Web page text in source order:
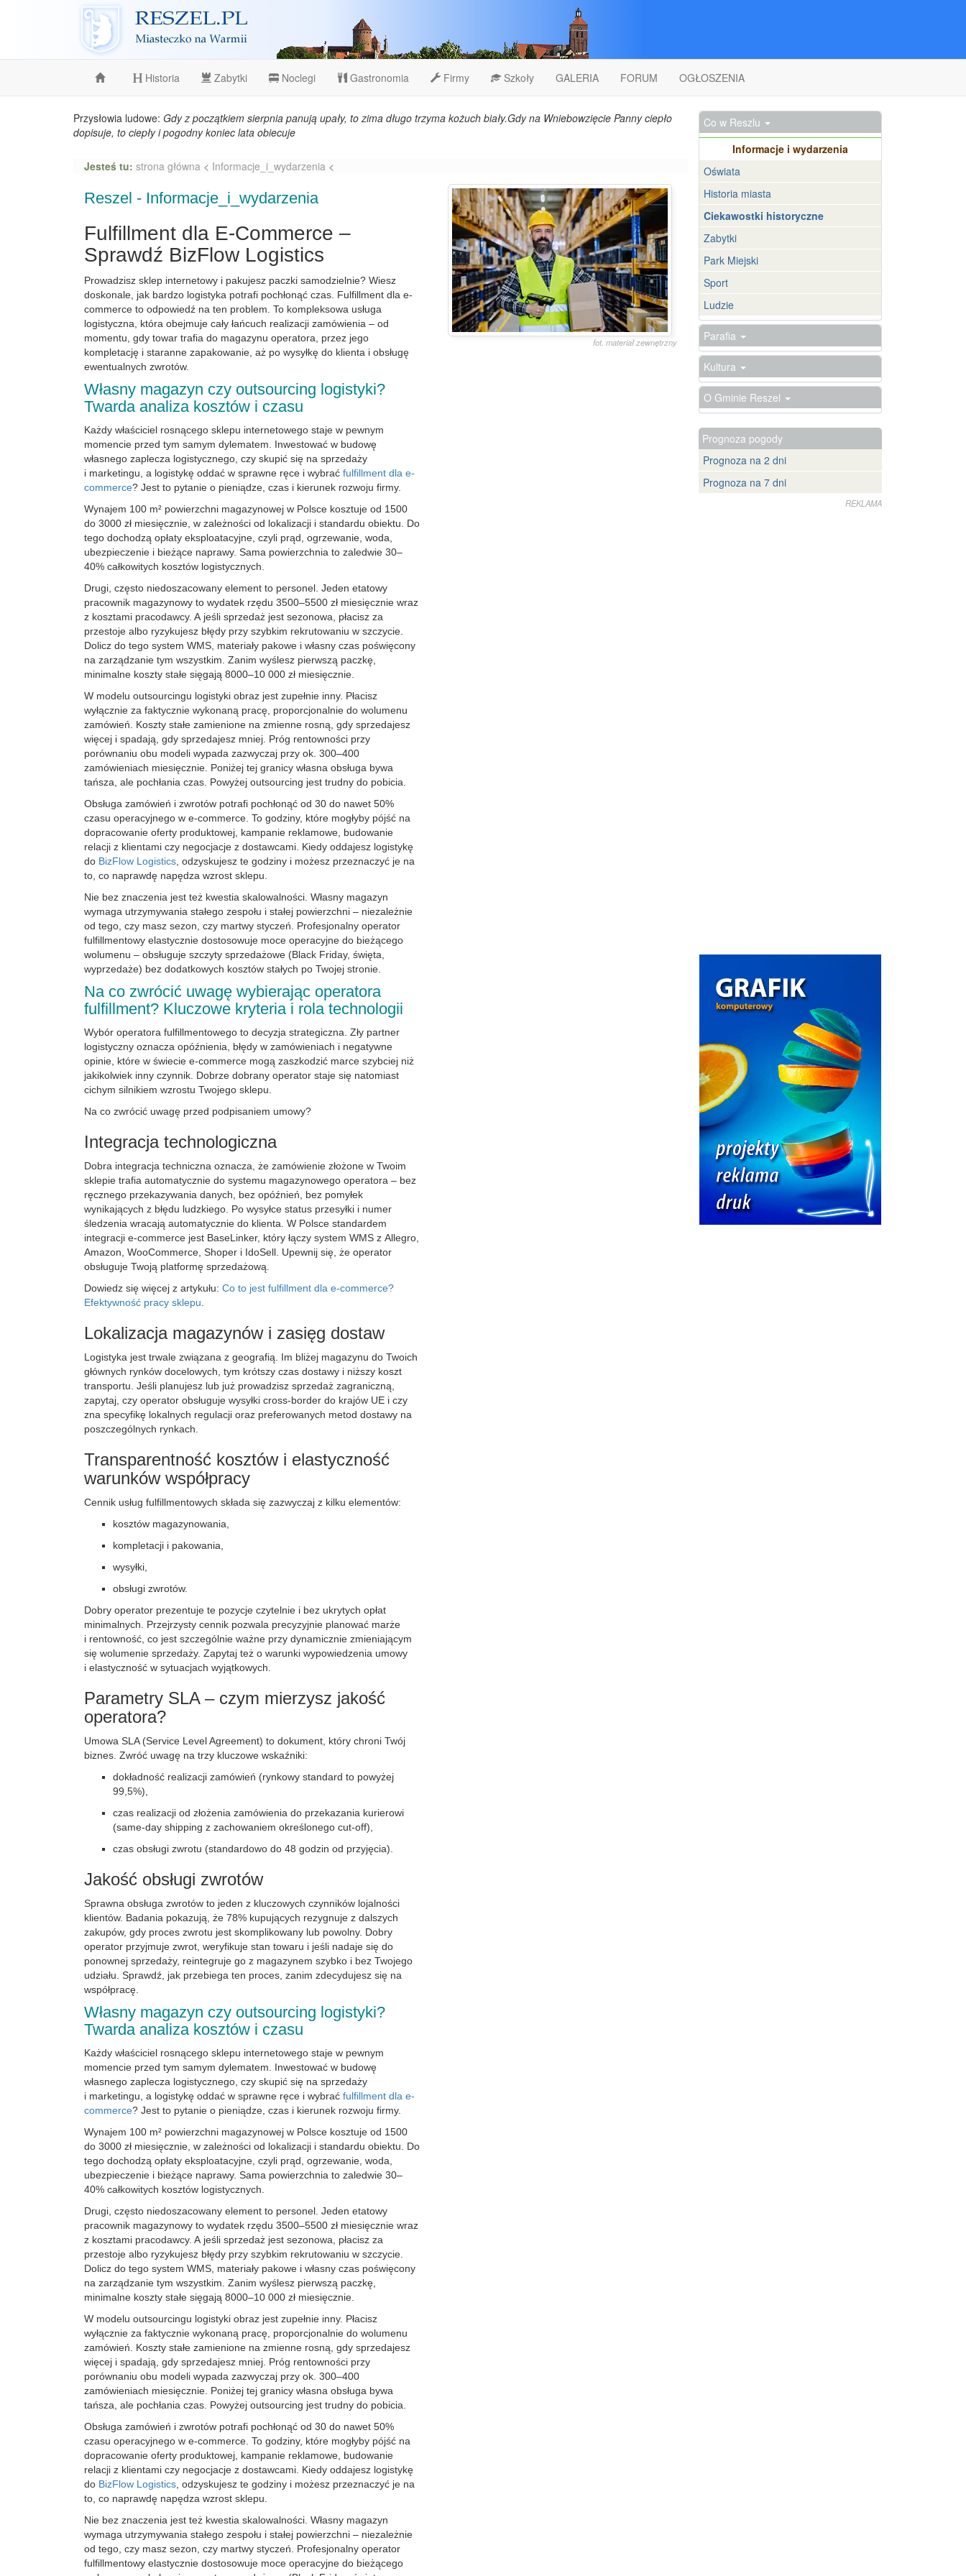
Reszel
Historia Zabytki Noclegi Gastronomia Firmy Szkoły GALERIA FORUM OGŁOSZENIA
Przysłowia ludowe: Gdy z początkiem sierpnia panują upały, to zima długo trzyma kożuch biały.Gdy na Wniebowzięcie Panny ciepło
dopisuje, to ciepły i pogodny koniec lata obiecuje
Jesteś tu: strona główna < Informacje_i_wydarzenia <
Reszel - Informacje_i_wydarzenia
Fulfillment dla E-Commerce –
Sprawdź BizFlow Logistics
Prowadzisz sklep internetowy i pakujesz paczki samodzielnie? Wiesz
doskonale, jak bardzo logistyka potrafi pochłonąć czas. Fulfillment dla e-
commerce to odpowiedź na ten problem. To kompleksowa usługa
logistyczna, która obejmuje cały łańcuch realizacji zamówienia – od
momentu, gdy towar trafia do magazynu operatora, przez jego
kompletację i staranne zapakowanie, aż po wysyłkę do klienta i obsługę
ewentualnych zwrotów.
Własny magazyn czy outsourcing logistyki?
Twarda analiza kosztów i czasu
Każdy właściciel rosnącego sklepu internetowego staje w pewnym
momencie przed tym samym dylematem. Inwestować w budowę
własnego zaplecza logistycznego, czy skupić się na sprzedaży
i marketingu, a logistykę oddać w sprawne ręce i wybrać fulfillment dla e-
commerce? Jest to pytanie o pieniądze, czas i kierunek rozwoju firmy.
Wynajem 100 m² powierzchni magazynowej w Polsce kosztuje od 1500
do 3000 zł miesięcznie, w zależności od lokalizacji i standardu obiektu. Do
tego dochodzą opłaty eksploatacyjne, czyli prąd, ogrzewanie, woda,
ubezpieczenie i bieżące naprawy. Sama powierzchnia to zaledwie 30–
40% całkowitych kosztów logistycznych.
Drugi, często niedoszacowany element to personel. Jeden etatowy
pracownik magazynowy to wydatek rzędu 3500–5500 zł miesięcznie wraz
z kosztami pracodawcy. A jeśli sprzedaż jest sezonowa, płacisz za
przestoje albo ryzykujesz błędy przy szybkim rekrutowaniu w szczycie.
Dolicz do tego system WMS, materiały pakowe i własny czas poświęcony
na zarządzanie tym wszystkim. Zanim wyślesz pierwszą paczkę,
minimalne koszty stałe sięgają 8000–10 000 zł miesięcznie.
W modelu outsourcingu logistyki obraz jest zupełnie inny. Płacisz
wyłącznie za faktycznie wykonaną pracę, proporcjonalnie do wolumenu
zamówień. Koszty stałe zamienione na zmienne rosną, gdy sprzedajesz
więcej i spadają, gdy sprzedajesz mniej. Próg rentowności przy
porównaniu obu modeli wypada zazwyczaj przy ok. 300–400
zamówieniach miesięcznie. Poniżej tej granicy własna obsługa bywa
tańsza, ale pochłania czas. Powyżej outsourcing jest trudny do pobicia.
Obsługa zamówień i zwrotów potrafi pochłonąć od 30 do nawet 50%
czasu operacyjnego w e-commerce. To godziny, które mogłyby pójść na
dopracowanie oferty produktowej, kampanie reklamowe, budowanie
relacji z klientami czy negocjacje z dostawcami. Kiedy oddajesz logistykę
do BizFlow Logistics , odzyskujesz te godziny i możesz przeznaczyć je na
to, co naprawdę napędza wzrost sklepu.
Nie bez znaczenia jest też kwestia skalowalności. Własny magazyn
wymaga utrzymywania stałego zespołu i stałej powierzchni – niezależnie
od tego, czy masz sezon, czy martwy styczeń. Profesjonalny operator
fulfillmentowy elastycznie dostosowuje moce operacyjne do bieżącego
wolumenu – obsługuje szczyty sprzedażowe (Black Friday, święta,
wyprzedaże) bez dodatkowych kosztów stałych po Twojej stronie.
Na co zwrócić uwagę wybierając operatora
fulfillment? Kluczowe kryteria i rola technologii
Wybór operatora fulfillmentowego to decyzja strategiczna. Zły partner
logistyczny oznacza opóźnienia, błędy w zamówieniach i negatywne
opinie, które w świecie e-commerce mogą zaszkodzić marce szybciej niż
jakikolwiek inny czynnik. Dobrze dobrany operator staje się natomiast
cichym silnikiem wzrostu Twojego sklepu.
Na co zwrócić uwagę przed podpisaniem umowy?
Integracja technologiczna
Dobra integracja techniczna oznacza, że zamówienie złożone w Twoim
sklepie trafia automatycznie do systemu magazynowego operatora – bez
ręcznego przekazywania danych, bez opóźnień, bez pomyłek
wynikających z błędu ludzkiego. Po wysyłce status przesyłki i numer
śledzenia wracają automatycznie do klienta. W Polsce standardem
integracji e-commerce jest BaseLinker, który łączy system WMS z Allegro,
Amazon, WooCommerce, Shoper i IdoSell. Upewnij się, że operator
obsługuje Twoją platformę sprzedażową.
Dowiedz się więcej z artykułu: Co to jest fulfillment dla e-commerce?
Efektywność pracy sklepu
Lokalizacja magazynów i zasięg dostaw
Logistyka jest trwale związana z geografią. Im bliżej magazynu do Twoich
głównych rynków docelowych, tym krótszy czas dostawy i niższy koszt
transportu. Jeśli planujesz lub już prowadzisz sprzedaż zagraniczną,
zapytaj, czy operator obsługuje wysyłki cross-border do krajów UE i czy
zna specyfikę lokalnych regulacji oraz preferowanych metod dostawy na
poszczególnych rynkach.
Transparentność kosztów i elastyczność
warunków współpracy
Cennik usług fulfillmentowych składa się zazwyczaj z kilku elementów:
kosztów magazynowania,
kompletacji i pakowania,
wysyłki,
obsługi zwrotów.
Dobry operator prezentuje te pozycje czytelnie i bez ukrytych opłat
minimalnych. Przejrzysty cennik pozwala precyzyjnie planować marże
i rentowność, co jest szczególnie ważne przy dynamicznie zmieniającym
się wolumenie sprzedaży. Zapytaj też o warunki wypowiedzenia umowy
i elastyczność w sytuacjach wyjątkowych.
Parametry SLA – czym mierzysz jakość
operatora?
Umowa SLA (Service Level Agreement) to dokument, który chroni Twój
biznes. Zwróć uwagę na trzy kluczowe wskaźniki:
dokładność realizacji zamówień (rynkowy standard to powyżej
99,5%),
czas realizacji od złożenia zamówienia do przekazania kurierowi
(same-day shipping z zachowaniem określonego cut-off),
czas obsługi zwrotu (standardowo do 48 godzin od przyjęcia).
Jakość obsługi zwrotów
Sprawna obsługa zwrotów to jeden z kluczowych czynników lojalności
klientów. Badania pokazują, że 78% kupujących rezygnuje z dalszych
zakupów, gdy proces zwrotu jest skomplikowany lub powolny. Dobry
operator przyjmuje zwrot, weryfikuje stan towaru i jeśli nadaje się do
ponownej sprzedaży, reintegruje go z magazynem szybko i bez Twojego
udziału. Sprawdź, jak przebiega ten proces, zanim zdecydujesz się na
współpracę.
Własny magazyn czy outsourcing logistyki?
Twarda analiza kosztów i czasu
Każdy właściciel rosnącego sklepu internetowego staje w pewnym
momencie przed tym samym dylematem. Inwestować w budowę
własnego zaplecza logistycznego, czy skupić się na sprzedaży
i marketingu, a logistykę oddać w sprawne ręce i wybrać fulfillment dla e-
commerce? Jest to pytanie o pieniądze, czas i kierunek rozwoju firmy.
Wynajem 100 m² powierzchni magazynowej w Polsce kosztuje od 1500
do 3000 zł miesięcznie, w zależności od lokalizacji i standardu obiektu. Do
tego dochodzą opłaty eksploatacyjne, czyli prąd, ogrzewanie, woda,
ubezpieczenie i bieżące naprawy. Sama powierzchnia to zaledwie 30–
40% całkowitych kosztów logistycznych.
Drugi, często niedoszacowany element to personel. Jeden etatowy
pracownik magazynowy to wydatek rzędu 3500–5500 zł miesięcznie wraz
z kosztami pracodawcy. A jeśli sprzedaż jest sezonowa, płacisz za
przestoje albo ryzykujesz błędy przy szybkim rekrutowaniu w szczycie.
Dolicz do tego system WMS, materiały pakowe i własny czas poświęcony
na zarządzanie tym wszystkim. Zanim wyślesz pierwszą paczkę,
minimalne koszty stałe sięgają 8000–10 000 zł miesięcznie.
W modelu outsourcingu logistyki obraz jest zupełnie inny. Płacisz
wyłącznie za faktycznie wykonaną pracę, proporcjonalnie do wolumenu
zamówień. Koszty stałe zamienione na zmienne rosną, gdy sprzedajesz
więcej i spadają, gdy sprzedajesz mniej. Próg rentowności przy
porównaniu obu modeli wypada zazwyczaj przy ok. 300–400
zamówieniach miesięcznie. Poniżej tej granicy własna obsługa bywa
tańsza, ale pochłania czas. Powyżej outsourcing jest trudny do pobicia.
Obsługa zamówień i zwrotów potrafi pochłonąć od 30 do nawet 50%
czasu operacyjnego w e-commerce. To godziny, które mogłyby pójść na
dopracowanie oferty produktowej, kampanie reklamowe, budowanie
relacji z klientami czy negocjacje z dostawcami. Kiedy oddajesz logistykę
do BizFlow Logistics , odzyskujesz te godziny i możesz przeznaczyć je na
to, co naprawdę napędza wzrost sklepu.
Nie bez znaczenia jest też kwestia skalowalności. Własny magazyn
wymaga utrzymywania stałego zespołu i stałej powierzchni – niezależnie
od tego, czy masz sezon, czy martwy styczeń. Profesjonalny operator
fulfillmentowy elastycznie dostosowuje moce operacyjne do bieżącego
fot. materiał zewnętrzny
Co w Reszlu
Informacje i wydarzenia
Oświata
Historia miasta
Ciekawostki historyczne
Zabytki
Park Miejski
Sport
Ludzie
Parafia
Kultura
O Gminie Reszel
Prognoza pogody
Prognoza na 2 dni
Prognoza na 7 dni
REKLAMA